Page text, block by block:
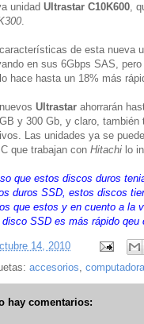
unidad Ultrastar C10K600,
.
de esta nueva
en sus 6Gbps SAS,
hace hasta un 18% más
Ultrastar ahorrarán
y 300 Gb, y claro, también
Las unidades ya se
que trabajan con Hitachi lo
que estos discos duros
duros SSD, estos discos
que estos y en cuento a la
disco SSD es más rápido qeu
14, 2010
accesorios,
hay comentarios: